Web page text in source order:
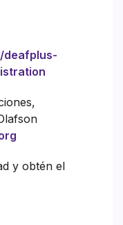
deafplus-
y obtén el